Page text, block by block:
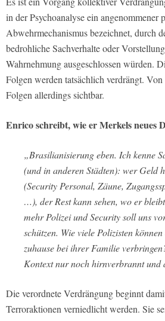
in der Psychoanalyse ein angenommener
Abwehrmechanismus bezeichnet, durch
bedrohliche Sachverhalte oder
Wahrnehmung ausgeschlossen würden.
Folgen werden tatsächlich verdrängt.
Folgen allerdings sichtbar.
Enrico schreibt, wie er Merkels neues
„Brasilianisierung eben. Ich kenne
(und in anderen Städten): wer Geld
(Security Personal, Zäune,
…), der Rest kann sehen, wo er
mehr Polizei und Security soll uns
schützen. Wie viele Polizisten
zuhause bei ihrer Familie
Kontext nur noch hirnverbrannt und
Die verordnete Verdrängung beginnt
Terroraktionen verniedlicht werden. Sie